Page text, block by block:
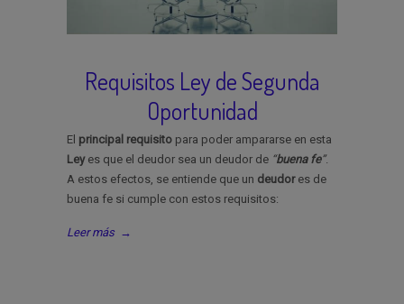
Requisitos Ley de Segunda
Oportunidad
El principal requisito para poder ampararse en esta
Leyes que el deudor sea un deudor de “buena fe”.
A estos efectos, se entiende que un deudores de
buena fe si cumple con estos requisitos:
Leer más →